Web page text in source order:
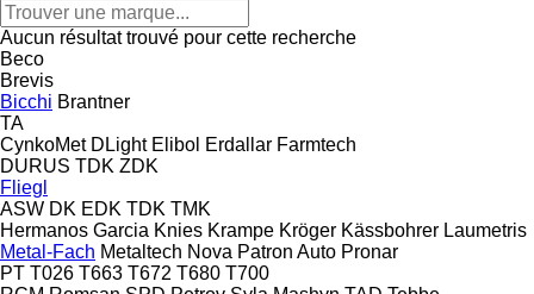
Aucun résultat trouvé pour cette recherche
Beco
Brevis
Bicchi Brantner
TA
CynkoMet DLight Elibol Erdallar Farmtech
DURUS TDK ZDK
Fliegl
ASW DK EDK TDK TMK
Hermanos Garcia Knies Krampe Kröger Kässbohrer Laumetris
Metal-Fach Metaltech Nova Patron Auto Pronar
PT T026 T663 T672 T680 T700